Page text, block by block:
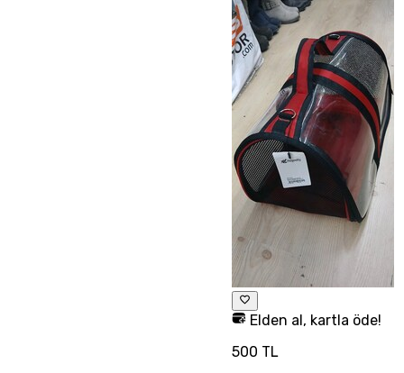
Elden al, kartla öde!
500 TL